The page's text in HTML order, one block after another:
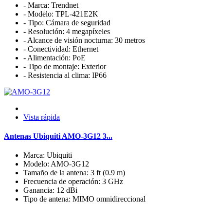
- Marca: Trendnet
- Modelo: TPL-421E2K
- Tipo: Cámara de seguridad
- Resolución: 4 megapíxeles
- Alcance de visión nocturna: 30 metros
- Conectividad: Ethernet
- Alimentación: PoE
- Tipo de montaje: Exterior
- Resistencia al clima: IP66
Vista rápida
Antenas Ubiquiti AMO-3G12 3...
Marca: Ubiquiti
Modelo: AMO-3G12
Tamaño de la antena: 3 ft (0.9 m)
Frecuencia de operación: 3 GHz
Ganancia: 12 dBi
Tipo de antena: MIMO omnidireccional